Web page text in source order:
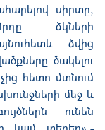
սիրտը,
ձկների
ձվից
ծակելու
հետո մտնում
մեջ և
ունեն